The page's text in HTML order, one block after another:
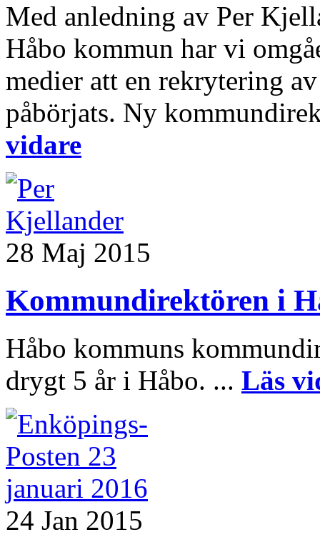
Med anledning av Per
Håbo kommun har vi
medier att en rekrytering
påbörjats. Ny
vidare
28 Maj 2015
Kommundirektören i
Håbo kommuns
drygt 5 år i Håbo. ... Läs
24 Jan 2015